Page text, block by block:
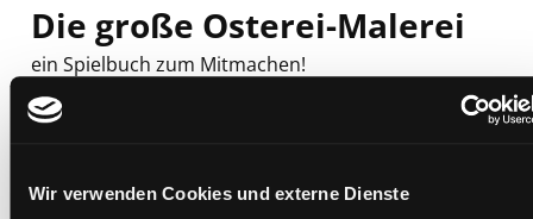
Wir verwenden Cookies und externe Dienste
Die große Osterei-Malerei
ein Spielbuch zum Mitmachen!
Mediengruppe:
Suche nach diesem Verfasser
Mehr Informationen ein-/ausblenden